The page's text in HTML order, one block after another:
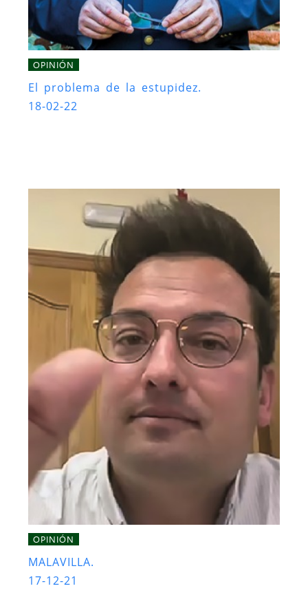
OPINIÓN
El problema de la estupidez.
18-02-22
OPINIÓN
MALAVILLA.
17-12-21